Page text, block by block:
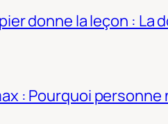
donne la leçon : La
: Pourquoi